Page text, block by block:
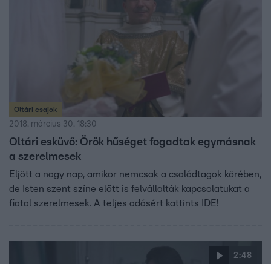
Oltári csajok
2018. március 30. 18:30
Oltári esküvő: Örök hűséget fogadtak egymásnak
a szerelmesek
Eljött a nagy nap, amikor nemcsak a családtagok körében,
de Isten szent színe előtt is felvállalták kapcsolatukat a
fiatal szerelmesek. A teljes adásért kattints IDE!
2:48